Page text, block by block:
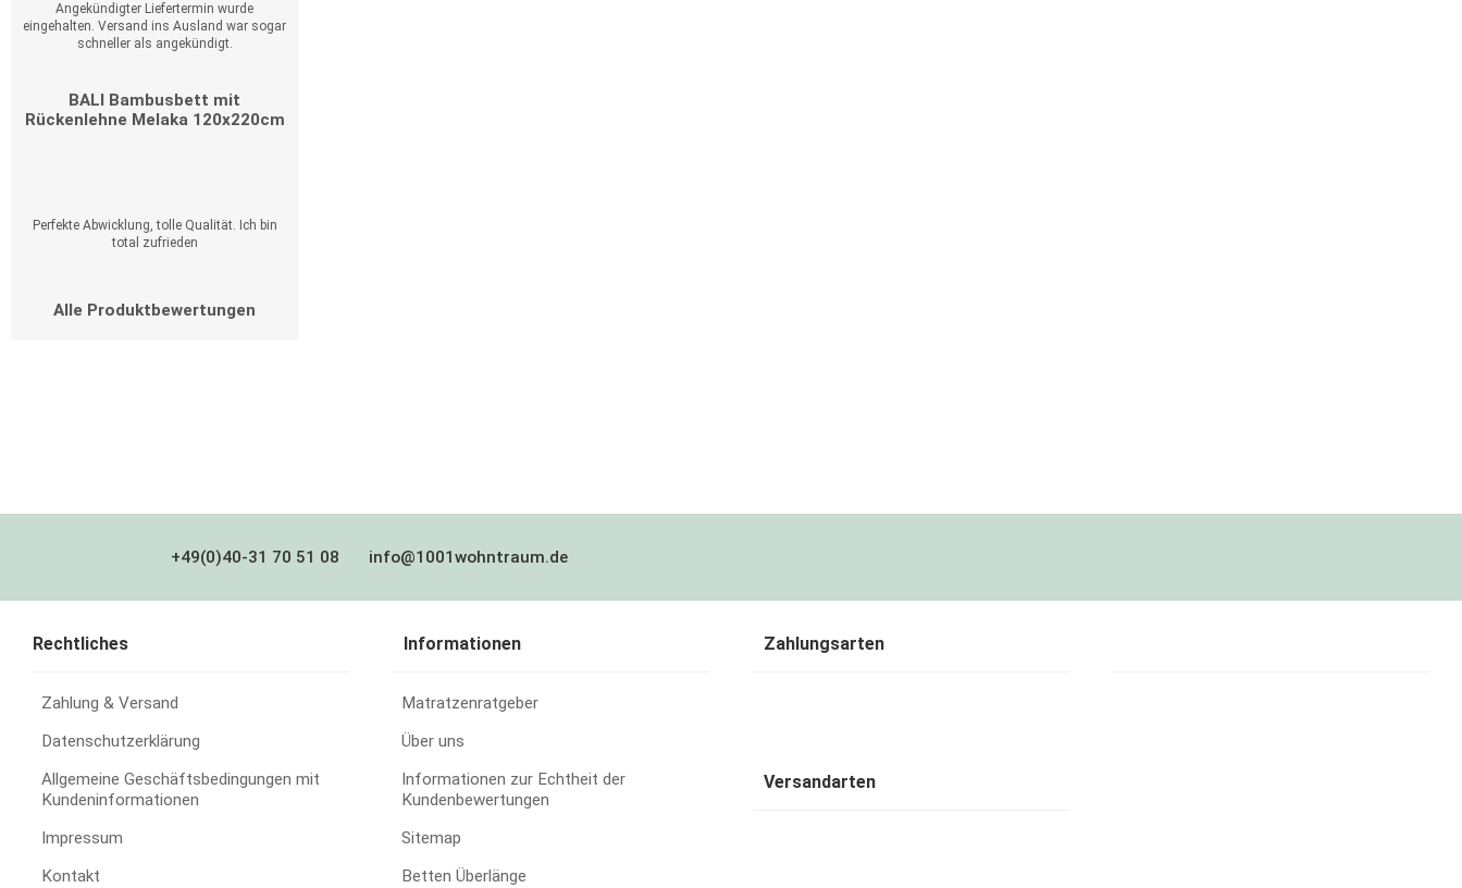
Angekündigter Liefertermin wurde
eingehalten. Versand ins Ausland war sogar
schneller als angekündigt.
BALI Bambusbett mit
Rückenlehne Melaka 120x220cm
Perfekte Abwicklung, tolle Qualität. Ich bin
total zufrieden
Alle Produktbewertungen
+49(0)40-31 70 51 08 info@1001wohntraum.de
Rechtliches
Zahlung & Versand
Datenschutzerklärung
Allgemeine Geschäftsbedingungen mit
Kundeninformationen
Impressum
Kontakt
Informationen
Matratzenratgeber
Über uns
Informationen zur Echtheit der
Kundenbewertungen
Sitemap
Betten Überlänge
Zahlungsarten
Versandarten